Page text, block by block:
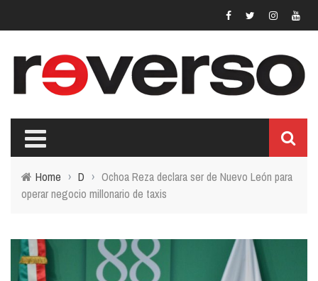
Home › D › Ochoa Reza declara ser de Nuevo León para
operar negocio millonario de taxis